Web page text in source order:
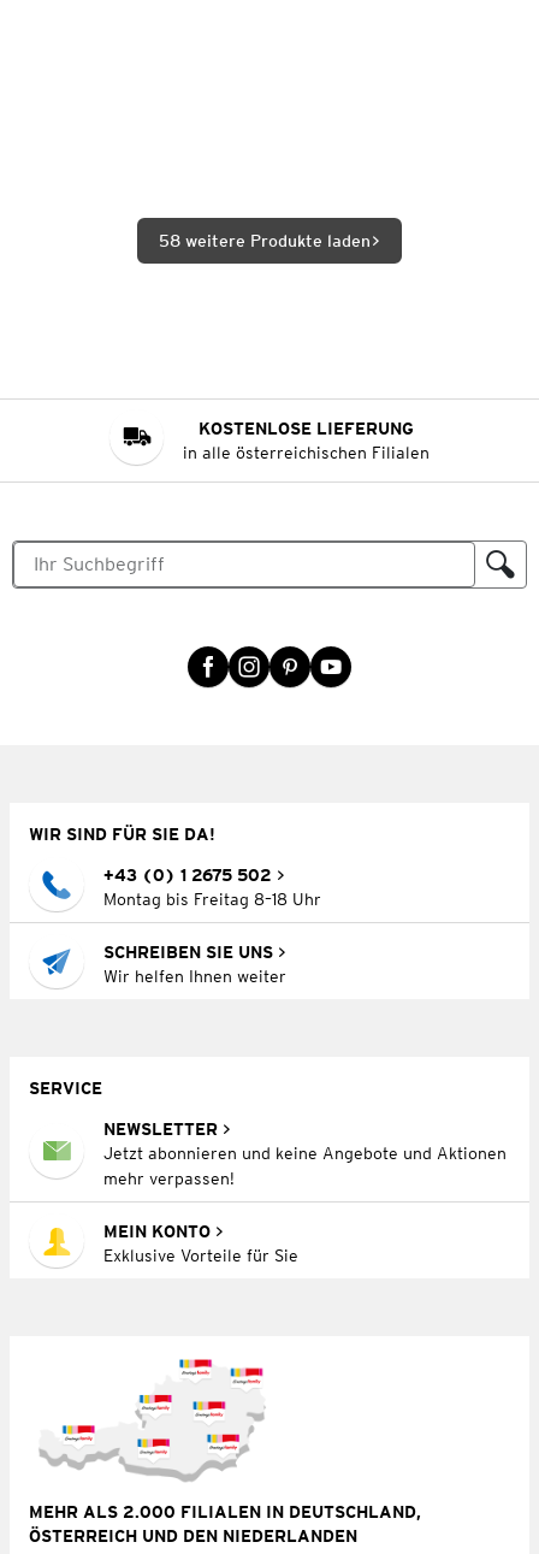
58 weitere Produkte laden
KOSTENLOSE LIEFERUNG
in alle österreichischen Filialen
WIR SIND FÜR SIE DA!
+43 (0) 1 2675 502
Montag bis Freitag 8–18 Uhr
SCHREIBEN SIE UNS
Wir helfen Ihnen weiter
SERVICE
NEWSLETTER
Jetzt abonnieren und keine Angebote und Aktionen
mehr verpassen!
MEIN KONTO
Exklusive Vorteile für Sie
MEHR ALS 2.000 FILIALEN IN DEUTSCHLAND,
ÖSTERREICH UND DEN NIEDERLANDEN